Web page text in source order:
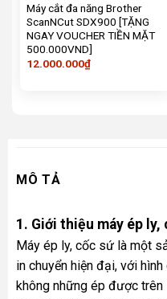
Máy cắt đa năng Brother
ScanNCut SDX900 [TẶNG
NGAY VOUCHER TIỀN MẶT
500.000VND]
12.000.000₫
MÔ TẢ
1. Giới thiệu máy ép ly,
Máy ép ly, cốc sứ là một
in chuyển hiện đại, với
không những ép được trên